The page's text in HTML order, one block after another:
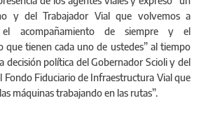
y del Trabajador Vial que volvemos a
el acompañamiento de siempre y el
que tienen cada uno de ustedes” al tiempo
decisión política del Gobernador Scioli y del
Fondo Fiduciario de Infraestructura Vial que
máquinas trabajando en las rutas”.